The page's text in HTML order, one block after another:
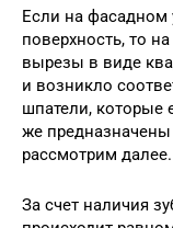
Если на фасадном
поверхность, то
вырезы в виде
и возникло
шпатели,
же предназначены
рассмотрим далее.
За счет наличия